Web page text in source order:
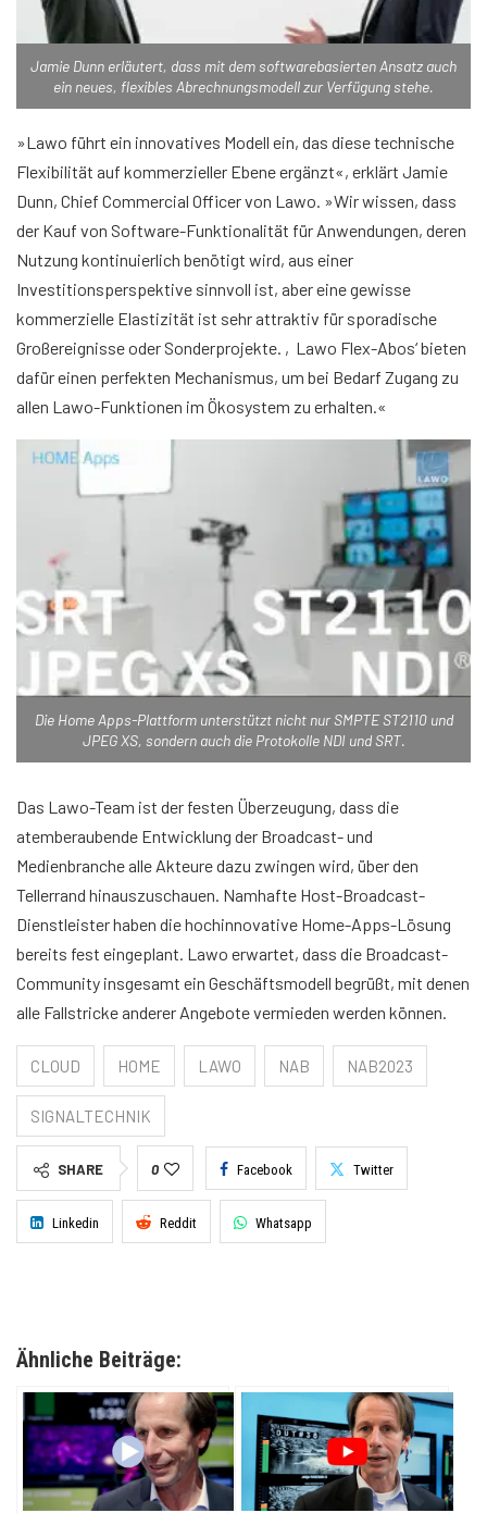
Jamie Dunn erläutert, dass mit dem softwarebasierten Ansatz auch
ein neues, flexibles Abrechnungsmodell zur Verfügung stehe.
»Lawo führt ein innovatives Modell ein, das diese technische
Flexibilität auf kommerzieller Ebene ergänzt«, erklärt Jamie
Dunn, Chief Commercial Officer von Lawo. »Wir wissen, dass
der Kauf von Software-Funktionalität für Anwendungen, deren
Nutzung kontinuierlich benötigt wird, aus einer
Investitionsperspektive sinnvoll ist, aber eine gewisse
kommerzielle Elastizität ist sehr attraktiv für sporadische
Großereignisse oder Sonderprojekte. ‚Lawo Flex-Abos‘ bieten
dafür einen perfekten Mechanismus, um bei Bedarf Zugang zu
allen Lawo-Funktionen im Ökosystem zu erhalten.«
Die Home Apps-Plattform unterstützt nicht nur SMPTE ST2110 und
JPEG XS, sondern auch die Protokolle NDI und SRT.
Das Lawo-Team ist der festen Überzeugung, dass die
atemberaubende Entwicklung der Broadcast- und
Medienbranche alle Akteure dazu zwingen wird, über den
Tellerrand hinauszuschauen. Namhafte Host-Broadcast-
Dienstleister haben die hochinnovative Home-Apps-Lösung
bereits fest eingeplant. Lawo erwartet, dass die Broadcast-
Community insgesamt ein Geschäftsmodell begrüßt, mit denen
alle Fallstricke anderer Angebote vermieden werden können.
CLOUD HOME LAWO NAB NAB2023
SIGNALTECHNIK
SHARE 0 Facebook Twitter
Linkedin Reddit Whatsapp
Ähnliche Beiträge: